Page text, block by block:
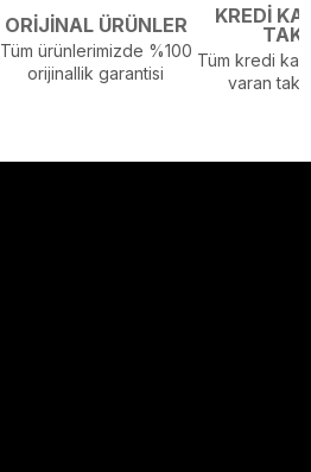
ORİJİNAL ÜRÜNLER
Tüm ürünlerimizde %100
orijinallik garantisi
KREDİ
Tüm kredi
varan